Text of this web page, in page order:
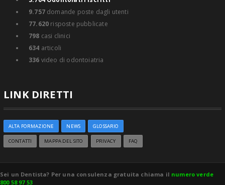
9.757domande poste dagli utenti
77.620 risposte pubblicate
798 casi clinici
634 articoli
336 video di odontoiatria
LINK DIRETTI
ALTA FORMAZIONE NEWS GLOSSARIO
CONTATTI MAPPA DEL SITO PRIVACY FAQ
Sei un Dentista? Per una consulenza gratuita chiama il numero verde
800 58 97 53